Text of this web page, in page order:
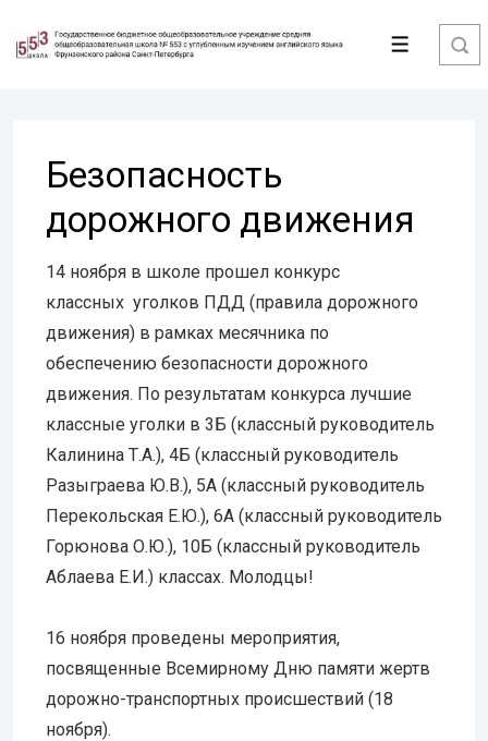
Перейти
Меню
Безопасность
дорожного движения
14 ноября в школе прошел конкурс
классных уголков ПДД (правила дорожного
движения) в рамках месячника по
обеспечению безопасности дорожного
движения. По результатам конкурса лучшие
классные уголки в 3Б (классный руководитель
Калинина Т.А.), 4Б (классный руководитель
Разыграева Ю.В.), 5А (классный руководитель
Перекольская Е.Ю.), 6А (классный руководитель
Горюнова О.Ю.), 10Б (классный руководитель
Аблаева Е.И.) классах. Молодцы!
16 ноября проведены мероприятия,
посвященные Всемирному Дню памяти жертв
дорожно-транспортных происшествий (18
ноября).